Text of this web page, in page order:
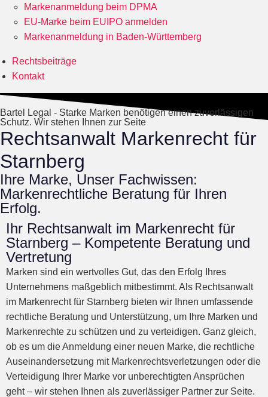
Markenanmeldung beim DPMA
EU-Marke beim EUIPO anmelden
Markenanmeldung in Baden-Württemberg
Rechtsbeiträge
Kontakt
Bartel Legal - Starke Marken benötigen einen zuverlässigen
Schutz. Wir stehen Ihnen zur Seite
Rechtsanwalt Markenrecht für
Starnberg
Ihre Marke, Unser Fachwissen:
Markenrechtliche Beratung für Ihren
Erfolg.
Ihr Rechtsanwalt im Markenrecht für
Starnberg – Kompetente Beratung und
Vertretung
Marken sind ein wertvolles Gut, das den Erfolg Ihres
Unternehmens maßgeblich mitbestimmt. Als Rechtsanwalt
im Markenrecht für Starnberg bieten wir Ihnen umfassende
rechtliche Beratung und Unterstützung, um Ihre Marken und
Markenrechte zu schützen und zu verteidigen. Ganz gleich,
ob es um die Anmeldung einer neuen Marke, die rechtliche
Auseinandersetzung mit Markenrechtsverletzungen oder die
Verteidigung Ihrer Marke vor unberechtigten Ansprüchen
geht – wir stehen Ihnen als zuverlässiger Partner zur Seite.